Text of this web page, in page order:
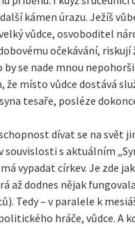
kámen úrazu. Ježíš
vůdce, osvoboditel
očekávání, riskují
se nade mnou
že místo vůdce dostává
tesaře, posléze
dívat se na svět
s aktuálním
vypadat církev. Je zde
až dodnes nějak
Tedy – v paralele k
hráče, vůdce. A